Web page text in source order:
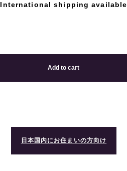
International shipping available
Add to cart
日本国内にお住まいの方向け